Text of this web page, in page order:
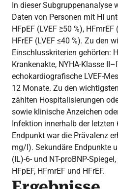
In dieser Subgruppenanalyse
Daten von Personen mit HI
HFpEF (LVEF ≥50 %),
HFrEF (LVEF ≤40 %). Zu den
Einschlusskriterien gehörten:
Krankenakte, NYHA-Klasse
echokardiografische LVEF-
12 Monate. Zu den
zählten Hospitalisierungen
sowie klinische Anzeichen
Infektion innerhalb der letzten
Endpunkt war die Prävalenz
mg/l). Sekundäre Endpunkte
(IL)-6- und NT-proBNP-
HFpEF, HFmrEF und HFrEF.